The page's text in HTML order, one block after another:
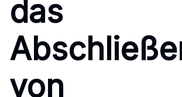
das
von